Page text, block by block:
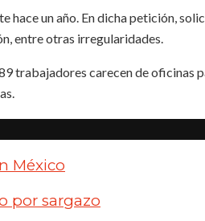
hace un año. En dicha petición,
entre otras irregularidades.
trabajadores carecen de oficinas
México
por sargazo